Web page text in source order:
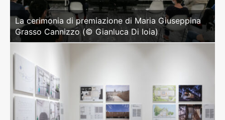
La cerimonia di premiazione di Maria Giuseppina
Grasso Cannizzo (© Gianluca Di Ioia)